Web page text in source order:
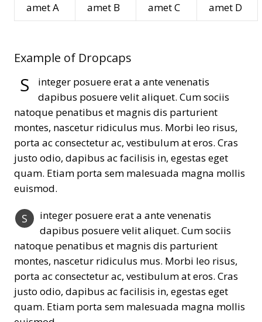
amet A
amet B amet C amet D
Example of Dropcaps
S
integer posuere erat a ante venenatis
dapibus posuere velit aliquet. Cum sociis
natoque penatibus et magnis dis parturient
montes, nascetur ridiculus mus. Morbi leo risus,
porta ac consectetur ac, vestibulum at eros. Cras
justo odio, dapibus ac facilisis in, egestas eget
quam. Etiam porta sem malesuada magna mollis
euismod.
S
integer posuere erat a ante venenatis
dapibus posuere velit aliquet. Cum sociis
natoque penatibus et magnis dis parturient
montes, nascetur ridiculus mus. Morbi leo risus,
porta ac consectetur ac, vestibulum at eros. Cras
justo odio, dapibus ac facilisis in, egestas eget
quam. Etiam porta sem malesuada magna mollis